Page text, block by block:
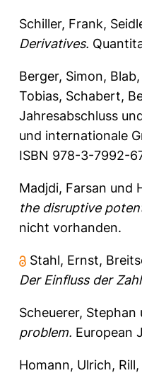
Schiller, Frank,
Derivatives.
Berger, Simon,
Tobias, Schabert,
Jahresabschluss
und internationale
ISBN 978-3-7992-
Madjdi, Farsan und
the disruptive
nicht vorhanden.
Stahl, Ernst,
Der Einfluss der
Scheuerer, Stephan
problem. European
Homann, Ulrich,